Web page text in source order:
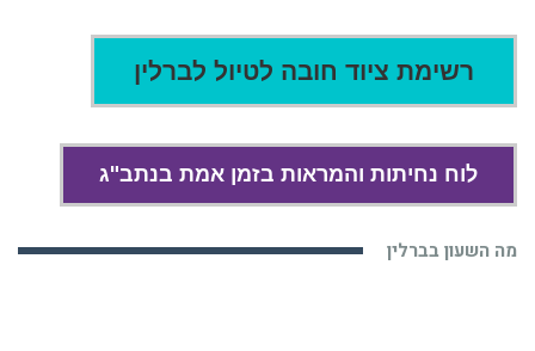
רשימת ציוד חובה לטיול לברלין
לוח נחיתות והמראות בזמן אמת בנתב"ג
מה השעון בברלין